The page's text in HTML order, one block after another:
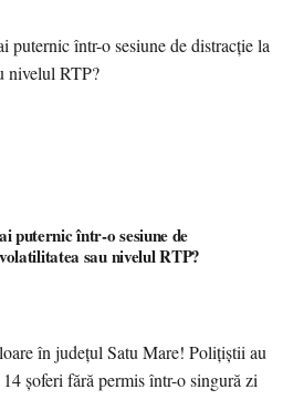
puternic într-o sesiune de
sau nivelul RTP?